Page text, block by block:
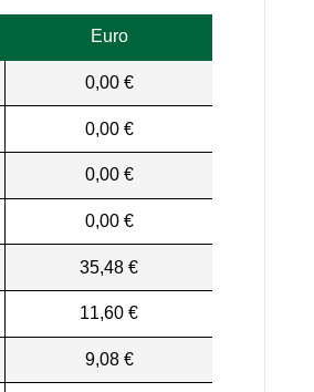
Euro
0,00 €
0,00 €
0,00 €
0,00 €
35,48 €
11,60 €
9,08 €